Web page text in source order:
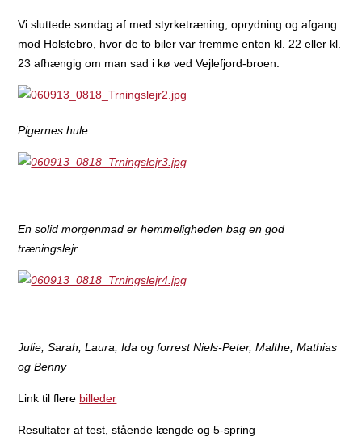
Vi sluttede søndag af med styrketræning, oprydning og afgang
mod Holstebro, hvor de to biler var fremme enten kl. 22 eller kl.
23 afhængig om man sad i kø ved Vejlefjord-broen.
Pigernes hule
En solid morgenmad er hemmeligheden bag en god
træningslejr
Julie, Sarah, Laura, Ida og forrest Niels-Peter, Malthe, Mathias
og Benny
Link til flere billeder
Resultater af test, stående længde og 5-spring